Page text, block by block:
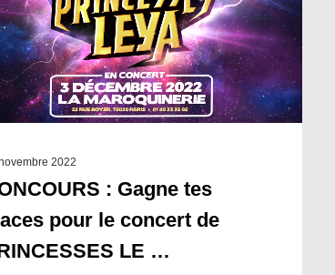
2022
: Gagne tes
pour le concert de
LE …